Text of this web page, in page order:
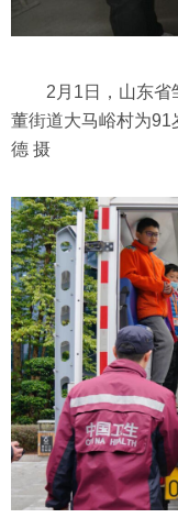
2月1日，山东省
董街道大马峪村为91
德 摄